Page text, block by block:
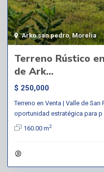
Arko san pedro,Morelia
Terreno Rústico
de Ark...
$ 250,000
Terreno en Venta | Valle de
oportunidad estratégica para p
160.00 m2